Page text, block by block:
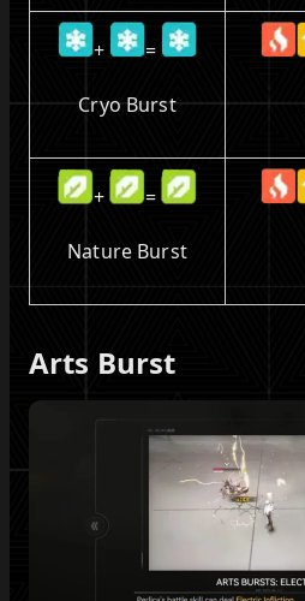
+ =
Cryo Burst
+ =
Nature Burst
Arts Burst